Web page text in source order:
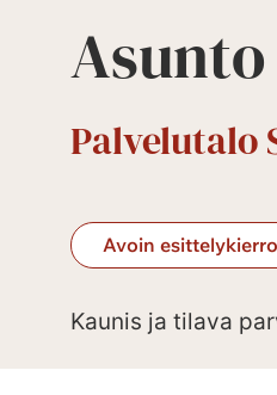
Palvelutalo
Avoin
Kaunis ja tilava